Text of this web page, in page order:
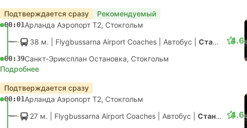
Подтверждается сразу Рекомендуемый
00:01Арланда Аэропорт T2, Стокгольм
38 м. | Flygbussarna Airport Coaches Автобус Стандарт с конд.
00:39Санкт-Эриксплан Остановка, Стокгольм
4.6
Подробнее
Подтверждается сразу
00:01Арланда Аэропорт T2, Стокгольм
27 м. | Flygbussarna Airport Coaches Автобус Стандарт с конд. 4.6